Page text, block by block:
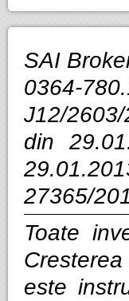
SAI
0364-
J12/
din
27365/
Toate
este